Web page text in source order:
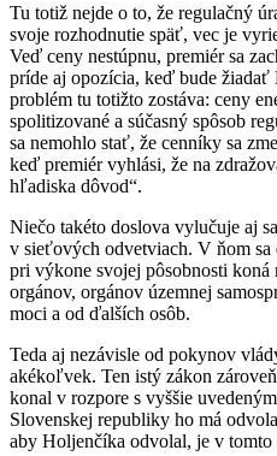
Tu totiž nejde o to, že regulačný
svoje rozhodnutie späť, vec je
Veď ceny nestúpnu, premiér sa
príde aj opozícia, keď bude
problém tu totižto zostáva: ceny
spolitizované a súčasný spôsob
sa nemohlo stať, že cenníky sa
keď premiér vyhlási, že na
hľadiska dôvod“.
Niečo takéto doslova vylučuje aj
v sieťových odvetviach. V ňom sa
pri výkone svojej pôsobnosti koná
orgánov, orgánov územnej
moci a od ďalších osôb.
Teda aj nezávisle od pokynov
akékoľvek. Ten istý zákon
konal v rozpore s vyššie
Slovenskej republiky ho má
aby Holjenčíka odvolal, je v tomto